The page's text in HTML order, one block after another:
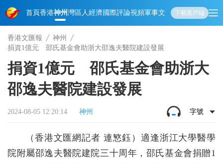
首頁香港神州灣區人經濟國際評論視頻軍事文化 娛樂生活教育體
下載客戶端
香港文匯報
神州
捐資1億元 邵氏基金會助浙大邵逸夫醫院建設發展
捐資1億元 邵氏基金會助浙大
邵逸夫醫院建設發展
2024-08-05 12:20:14 神州 字號
（香港文匯網記者 連慜鈺）適逢浙江大學醫學
院附屬邵逸夫醫院建院三十周年，邵氏基金會捐贈1